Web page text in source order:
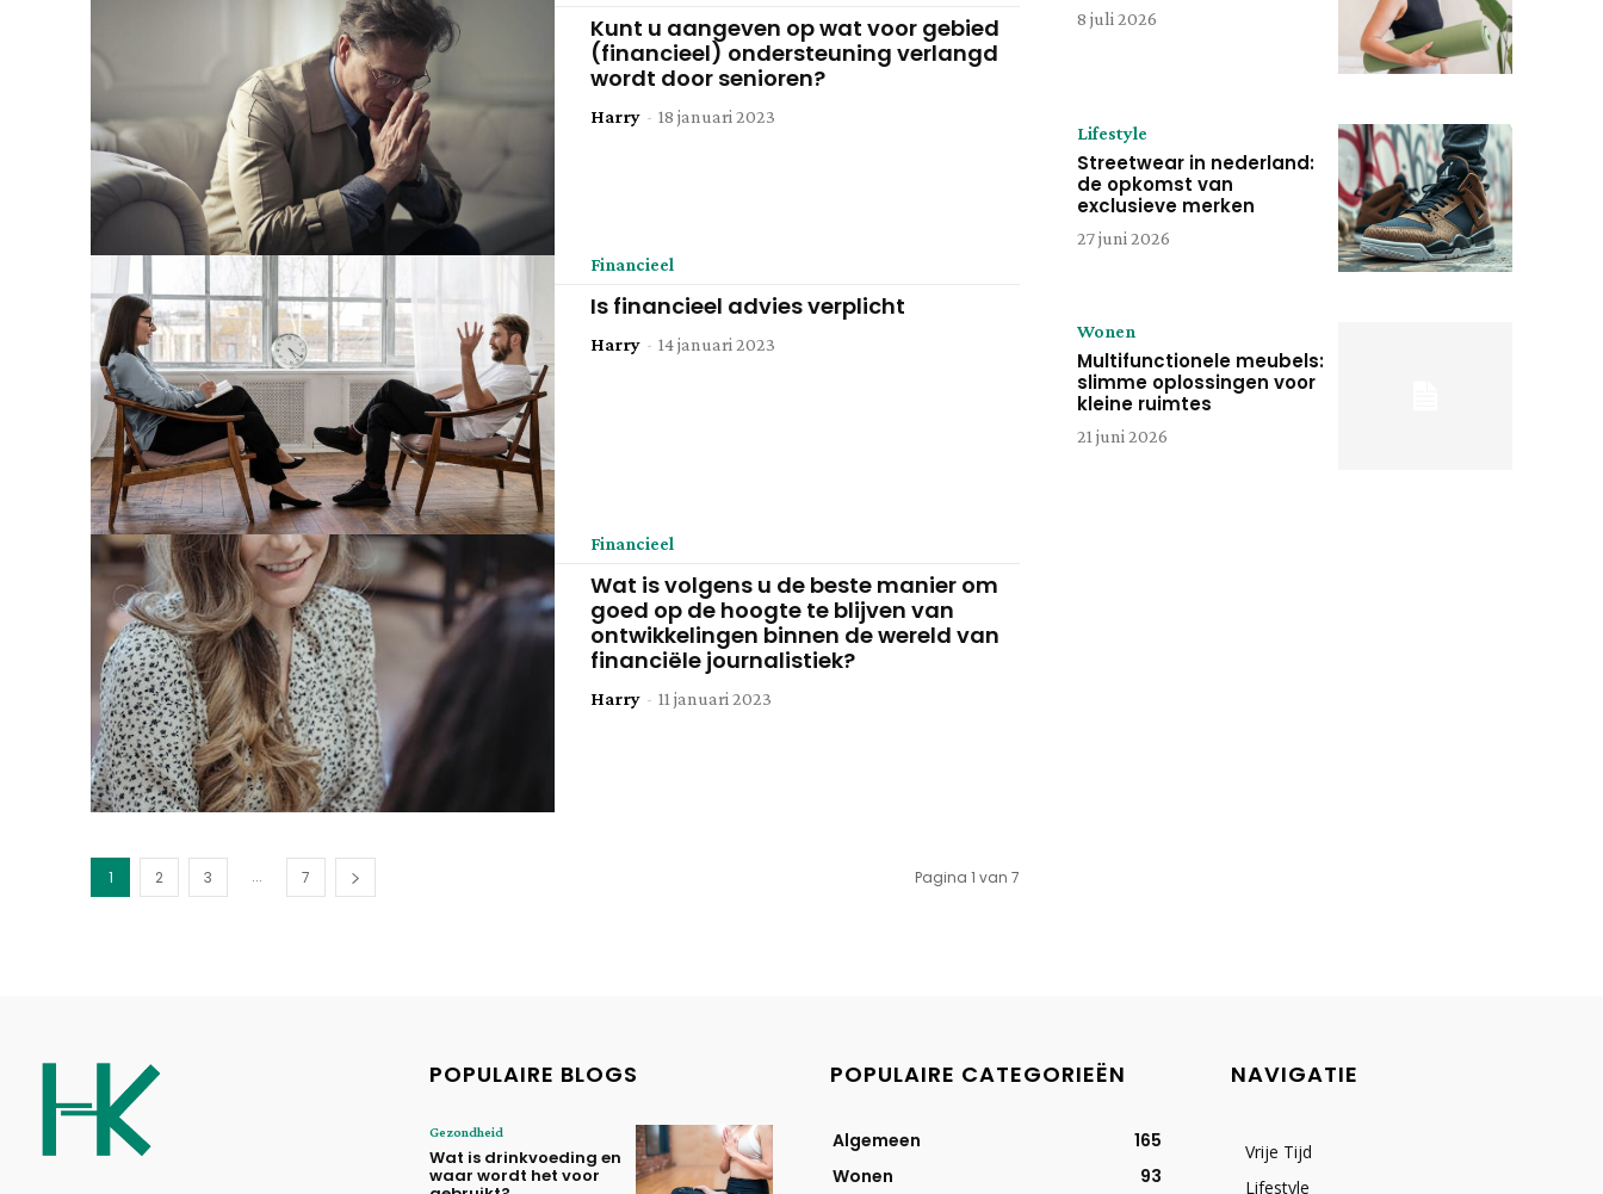
Kunt u aangeven op wat voor gebied
(financieel) ondersteuning verlangd
wordt door senioren?
Harry - 18 januari 2023
Financieel
Is financieel advies verplicht
Harry - 14 januari 2023
Financieel
Wat is volgens u de beste manier om
goed op de hoogte te blijven van
ontwikkelingen binnen de wereld van
financiële journalistiek?
Harry - 11 januari 2023
1 2 3 ... 7 Pagina 1 van 7
8 juli 2026
Lifestyle
Streetwear in nederland:
de opkomst van
exclusieve merken
27 juni 2026
Wonen
Multifunctionele meubels:
slimme oplossingen voor
kleine ruimtes
21 juni 2026
POPULAIRE BLOGS
Gezondheid
Wat is drinkvoeding en
waar wordt het voor
POPULAIRE CATEGORIEËN
Algemeen
165
Wonen
93
NAVIGATIE
Vrije Tijd
Lifestyle